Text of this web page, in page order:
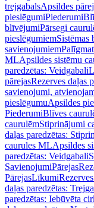
trejgabalsApsildes
pieslēgumiPiederumi
blīvējumiPārsegi
pieslēgumiemSistēmas
savienojumiem
MLApsildes sistēmu
paredzētas: Veidgabali
pārejasRezerves daļas
savienojumi,
pieslēgumuApsildes
PiederumiBlīves
caurulēmStiprinājumi
daļas paredzētas:
caurules MLApsildes
paredzētas: Veidgabali
SavienojumiPārejas
PārejasLīkumi
daļas paredzētas:
paredzētas: Iebūvēta